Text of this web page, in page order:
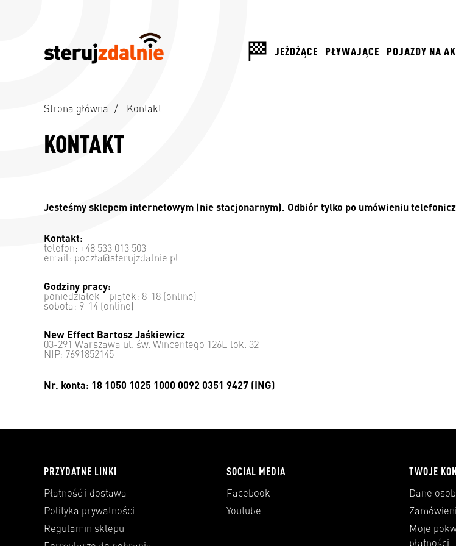
JEŻDŻĄCE PŁYWAJĄCE POJAZDY NA
Strona główna / Kontakt
KONTAKT
Jesteśmy sklepem internetowym (nie stacjonarnym). Odbiór tylko po umówieniu
Kontakt:
telefon: +48 533 013 503
email: poczta@sterujzdalnie.pl
Godziny pracy:
poniedziałek - piątek: 8-18 (online)
sobota: 9-14 (online)
New Effect Bartosz Jaśkiewicz
03-291 Warszawa ul. św. Wincentego 126E lok. 32
NIP: 7691852145
Nr. konta: 18 1050 1025 1000 0092 0351 9427 (ING)
PRZYDATNE LINKI
Płatność i dostawa
Polityka prywatności
Regulamin sklepu
SOCIAL MEDIA
Facebook
Youtube
TWOJE
Dane
Moje
płatności